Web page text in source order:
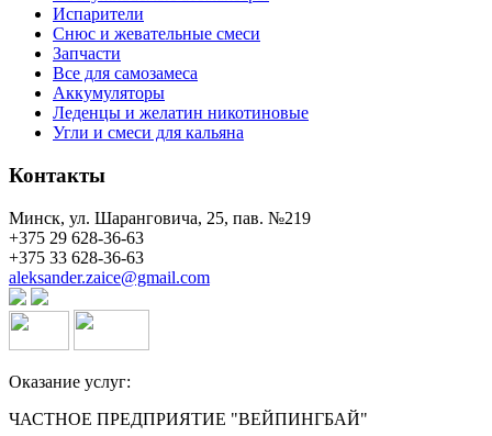
Испарители
Снюс и жевательные смеси
Запчасти
Все для самозамеса
Аккумуляторы
Леденцы и желатин никотиновые
Угли и смеси для кальяна
Контакты
Минск, ул. Шаранговича, 25, пав. №219
+375 29 628-36-63
+375 33 628-36-63
aleksander.zaice@gmail.com
Оказание услуг:
ЧАСТНОЕ ПРЕДПРИЯТИЕ "ВЕЙПИНГБАЙ"